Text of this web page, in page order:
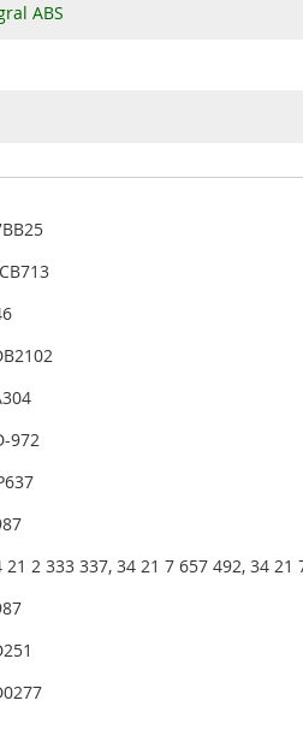
ABS
972
21 2 333 337, 34 21 7 657 492, 34 21